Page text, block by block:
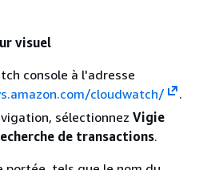
visuel
console à l'adresse
cloudwatch/
.
sélectionnez Vigie
de transactions.